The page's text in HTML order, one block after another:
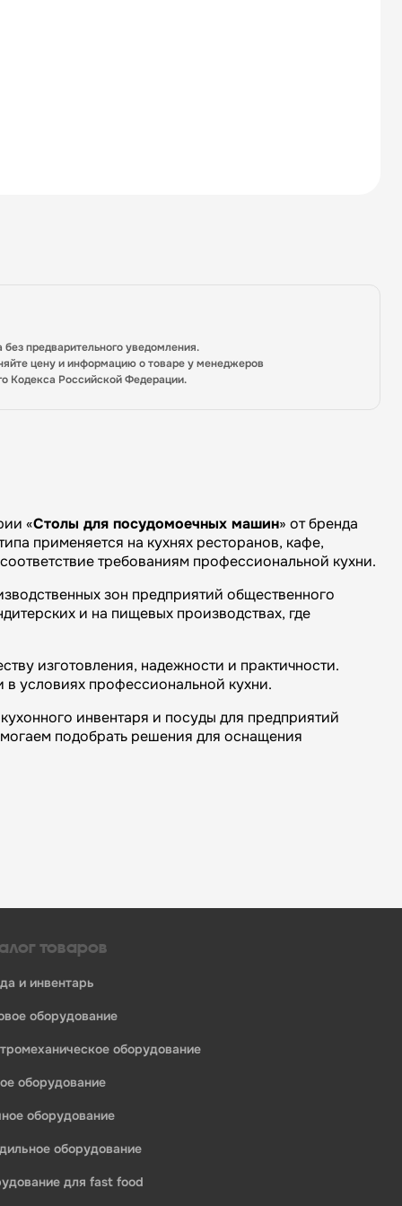
предварительного уведомления.
цену и информацию о товаре у менеджеров
Кодекса Российской Федерации.
«Столы для посудомоечных машин» от бренда
применяется на кухнях ресторанов, кафе,
требованиям профессиональной кухни.
зон предприятий общественного
и на пищевых производствах, где
изготовления, надежности и практичности.
в условиях профессиональной кухни.
инвентаря и посуды для предприятий
подобрать решения для оснащения
общественного питания:
товаров
и инвентарь
оборудование
оборудование
оборудование
оборудование
оборудование
для fast food